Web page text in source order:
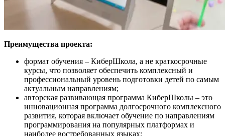
Преимущества проекта:
формат обучения – КиберШкола, а не краткосрочные
курсы, что позволяет обеспечить комплексный и
профессиональный уровень подготовки детей по самым
актуальным направлениям;
авторская развивающая программа КиберШколы – это
инновационная программа долгосрочного комплексного
развития, которая включает обучение по направлениям
программирования на популярных платформах и
наиболее востребованных языках;